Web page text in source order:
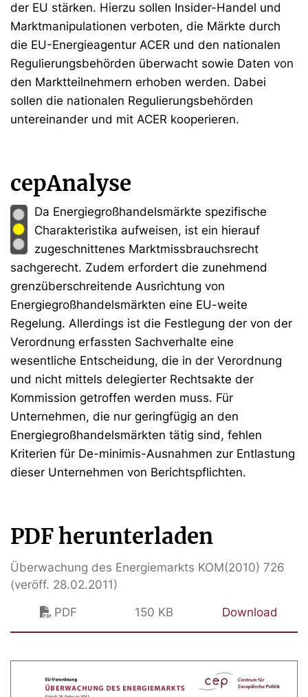
der EU stärken. Hierzu sollen Insider-Handel und
Marktmanipulationen verboten, die Märkte durch
die EU-Energieagentur ACER und den nationalen
Regulierungsbehörden überwacht sowie Daten von
den Marktteilnehmern erhoben werden. Dabei
sollen die nationalen Regulierungsbehörden
untereinander und mit ACER kooperieren.
cepAnalyse
Da Energiegroßhandelsmärkte spezifische
Charakteristika aufweisen, ist ein hierauf
zugeschnittenes Marktmissbrauchsrecht
sachgerecht. Zudem erfordert die zunehmend
grenzüberschreitende Ausrichtung von
Energiegroßhandelsmärkten eine EU-weite
Regelung. Allerdings ist die Festlegung der von der
Verordnung erfassten Sachverhalte eine
wesentliche Entscheidung, die in der Verordnung
und nicht mittels delegierter Rechtsakte der
Kommission getroffen werden muss. Für
Unternehmen, die nur geringfügig an den
Energiegroßhandelsmärkten tätig sind, fehlen
Kriterien für De-minimis-Ausnahmen zur Entlastung
dieser Unternehmen von Berichtspflichten.
PDF herunterladen
Überwachung des Energiemarkts KOM(2010) 726
(veröff. 28.02.2011)
PDF
150 KB Download